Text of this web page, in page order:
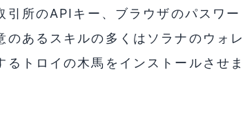
引所のAPIキー、ブラウザのパスワー
のあるスキルの多くはソラナのウォレ
トロイの木馬をインストールさせま